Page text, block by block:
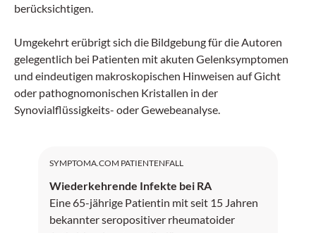
berücksichtigen.
Umgekehrt erübrigt sich die Bildgebung für die Autoren
gelegentlich bei Patienten mit akuten Gelenksymptomen
und eindeutigen makroskopischen Hinweisen auf Gicht
oder pathognomonischen Kristallen in der
Synovialflüssigkeits- oder Gewebeanalyse.
SYMPTOMA.COM PATIENTENFALL
Wiederkehrende Infekte bei RA
Eine 65-jährige Patientin mit seit 15 Jahren
bekannter seropositiver rheumatoider